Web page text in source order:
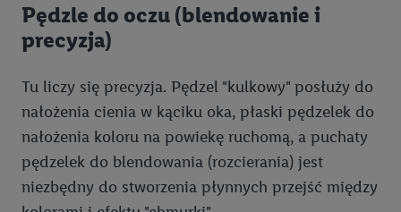
Pędzle do oczu (blendowanie i
precyzja)
Tu liczy się precyzja. Pędzel "kulkowy" posłuży do
nałożenia cienia w kąciku oka, płaski pędzelek do
nałożenia koloru na powiekę ruchomą, a puchaty
pędzelek do blendowania (rozcierania) jest
niezbędny do stworzenia płynnych przejść między